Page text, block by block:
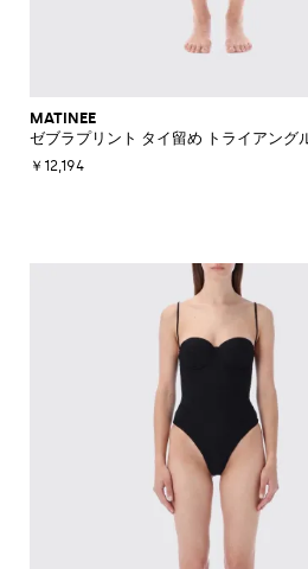
MATINEE
ゼブラプリント タイ留め トライアング
￥12,194